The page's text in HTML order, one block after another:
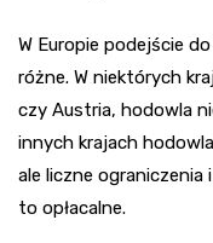
W Europie podejście
różne. W niektórych
czy Austria, hodowla
innych krajach
ale liczne
to opłacalne.